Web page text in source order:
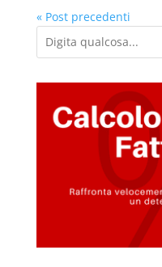
« Post precedenti